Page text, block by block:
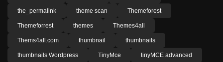
the_permalink theme scan Themeforest
Themeforrest themes Themes4all
Thems4all.com thumbnail thumbnails
thumbnails Wordpress TinyMce tinyMCE advanced